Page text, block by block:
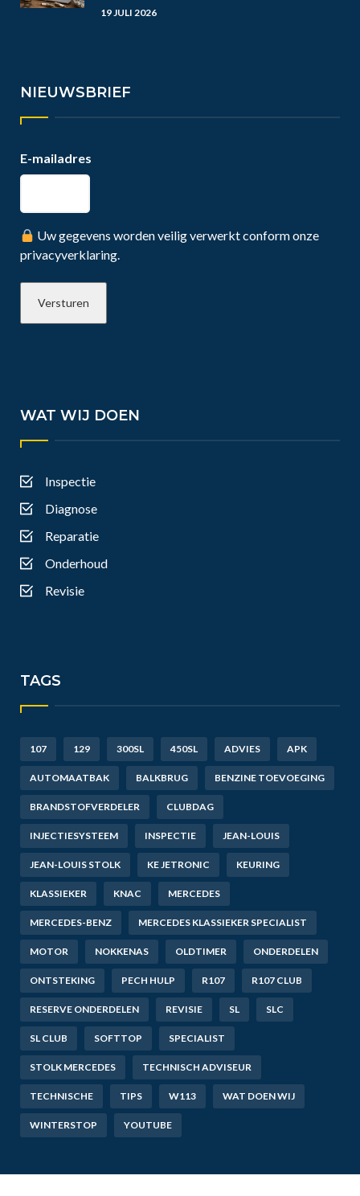
19 JULI 2026
NIEUWSBRIEF
E-mailadres
Uw gegevens worden veilig verwerkt conform onze
privacyverklaring.
WAT WIJ DOEN
Inspectie
Diagnose
Reparatie
Onderhoud
Revisie
TAGS
107 129 300SL 450SL ADVIES APK
AUTOMAATBAK BALKBRUG BENZINE TOEVOEGING
BRANDSTOFVERDELER CLUBDAG
INJECTIESYSTEEM INSPECTIE JEAN-LOUIS
JEAN-LOUIS STOLK KE JETRONIC KEURING
KLASSIEKER KNAC MERCEDES
MERCEDES-BENZ MERCEDES KLASSIEKER SPECIALIST
MOTOR NOKKENAS OLDTIMER ONDERDELEN
ONTSTEKING PECH HULP R107 R107 CLUB
RESERVE ONDERDELEN REVISIE SL SLC
SL CLUB SOFTTOP SPECIALIST
STOLK MERCEDES TECHNISCH ADVISEUR
TECHNISCHE TIPS W113 WAT DOEN WIJ
WINTERSTOP YOUTUBE